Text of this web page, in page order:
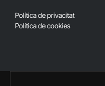
Política de privacitat
Política de cookies